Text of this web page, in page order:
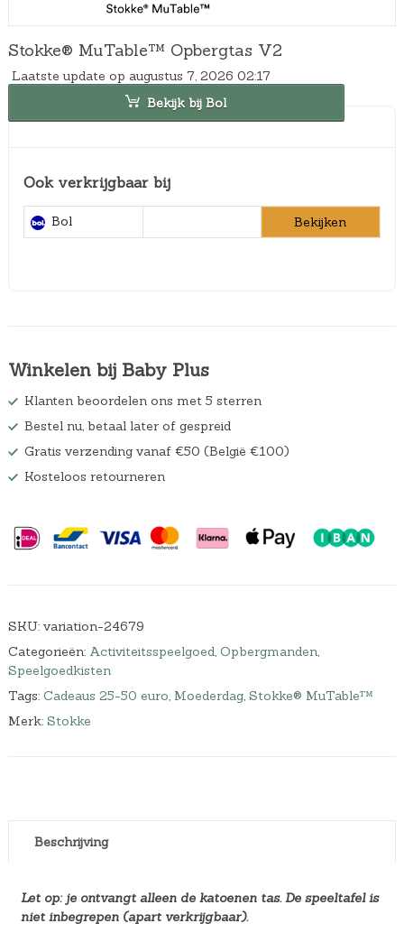
Stokke® MuTable™ Opbergtas V2
Laatste update op augustus 7, 2026 02:17
Bekijk bij Bol
Ook verkrijgbaar bij
Bol Bekijken
Winkelen bij Baby Plus
Klanten beoordelen ons met 5 sterren
Bestel nu, betaal later of gespreid
Gratis verzending vanaf €50 (België €100)
Kosteloos retourneren
SKU: variation-24679
Categorieën: Activiteitsspeelgoed, Opbergmanden,
Speelgoedkisten
Tags: Cadeaus 25-50 euro, Moederdag, Stokke® MuTable™
Merk: Stokke
Beschrijving
Let op: je ontvangt alleen de katoenen tas. De speeltafel is
niet inbegrepen (apart verkrijgbaar).